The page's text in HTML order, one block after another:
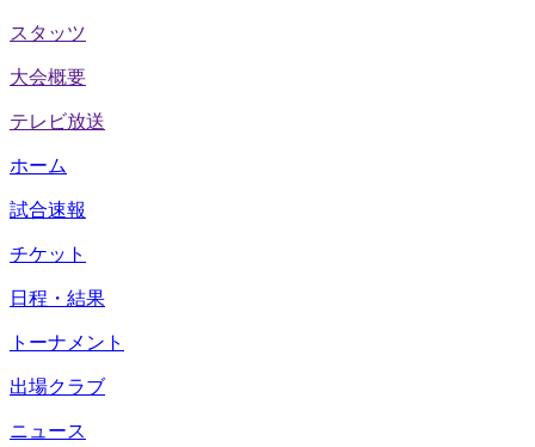
スタッツ
大会概要
テレビ放送
ホーム
試合速報
チケット
日程・結果
トーナメント
出場クラブ
ニュース